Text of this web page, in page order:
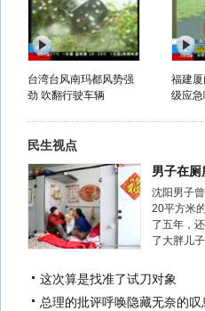
台湾台风南玛都风势强
劲 吹翻行驶车辆
福建
级应
民生视点
男子在
沈阳男子
20平方米
了五年，
了大胖儿
这次算是找准了试刀对象
总理的批评呼唤隐藏无奈的叹